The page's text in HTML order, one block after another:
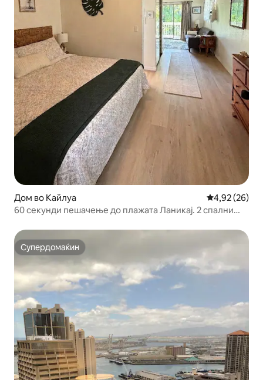
Дом во Кайлуа Просечна
4,92 (26)
60 секунди пешачење до плажата Ланикај. 2 спални
Супердомаќин
Супердомаќин